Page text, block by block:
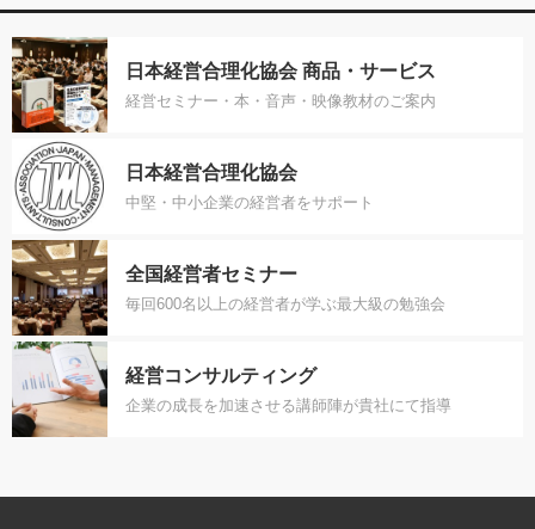
日本経営合理化協会 商品・サービス
経営セミナー・本・音声・映像教材のご案内
日本経営合理化協会
中堅・中小企業の経営者をサポート
全国経営者セミナー
毎回600名以上の経営者が学ぶ最大級の勉強会
経営コンサルティング
企業の成長を加速させる講師陣が貴社にて指導